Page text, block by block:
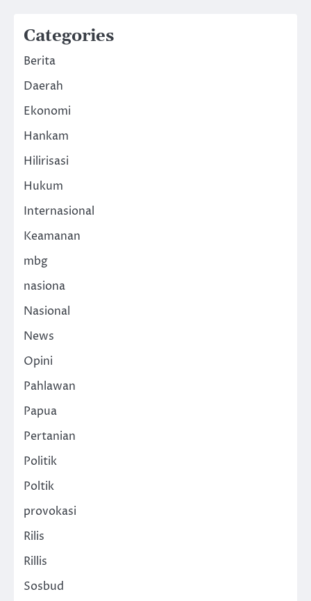
Categories
Berita
Daerah
Ekonomi
Hankam
Hilirisasi
Hukum
Internasional
Keamanan
mbg
nasiona
Nasional
News
Opini
Pahlawan
Papua
Pertanian
Politik
Poltik
provokasi
Rilis
Rillis
Sosbud